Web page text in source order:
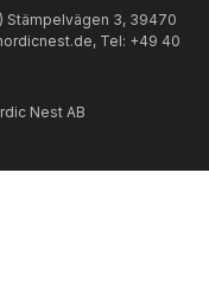
Stämpelvägen 3, 39470
Tel: +49 40
Nest AB